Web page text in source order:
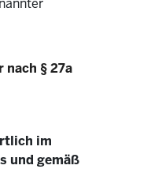
§ 27a
im
und gemäß